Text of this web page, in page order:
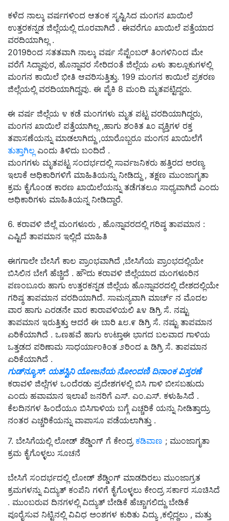
ಕಳೆದ ನಾಲ್ಕು ವರ್ಷಗಳಿಂದ ಆತಂಕ ಸೃಷ್ಟಿಸಿದ ಮಂಗನ ಖಾಯಿಲೆ
ಉತ್ತರಕನ್ನಡ ಜಿಲ್ಲೆಯಲ್ಲಿ ದೂರವಾಗಿದೆ . ಈವರೆಗೂ ಖಾಯಿಲೆ ಪತ್ತೆಯಾದ
ವರದಿಯಾಗಿಲ್ಲ .
2019ರಿಂದ ಸತತವಾಗಿ ನಾಲ್ಕು ವರ್ಷ ಸೆಪ್ಟೆಂಬರ್‌ ತಿಂಗಳಿನಿಂದ ಮೇ
ವರೆಗೆ ಸಿದ್ದಾಪುರ, ಹೊನ್ನಾವರ ಸೇರಿದಂತೆ ಜಿಲ್ಲೆಯ ಏಳು ತಾಲ್ಲೂಕುಗಳಲ್ಲಿ
ಮಂಗನ ಕಾಯಿಲೆ ಭೀತಿ ಆವರಿಸುತ್ತಿತ್ತು. 199 ಮಂಗನ ಕಾಯಿಲೆ ಪ್ರಕರಣ
ಜಿಲ್ಲೆಯಲ್ಲಿ ವರದಿಯಾಗಿದ್ದವು. ಈ ಪೈಕಿ 8 ಮಂದಿ ಮೃತಪಟ್ಟಿದ್ದರು.
ಈ ವರ್ಷ ಜಿಲ್ಲೆಯ ೪ ಕಡೆ ಮಂಗಗಳು ಮೃತ ಪಟ್ಟ ವರದಿಯಾಗಿದ್ದರು,
ಮಂಗನ ಖಾಯಿಲೆ ಪತ್ತೆಯಾಗಿಲ್ಲ ,ಹಾಗು ಶಂಕಿತ ೩೦ ವ್ಯಕ್ತಿಗಳ ರಕ್ತ
ತಪಾಸಣೆಯನ್ನು ಮಾಡಲಾಗಿದ್ದು ,ಯಾರೊಬ್ಬರೂ ಮಂಗನ ಖಾಯಿಲೆಗೆ
ತುತ್ತಾಗಿಲ್ಲ ಎಂದು ತಿಳಿದು ಬಂದಿದೆ .
ಮಂಗಗಳು ಮೃತಪಟ್ಟ ಸಂದರ್ಭದಲ್ಲಿ ಸಾರ್ವಜನಿಕರು ಹತ್ತಿರದ ಅರಣ್ಯ
ಇಲಾಕೆ ಅಧಿಕಾರಿಗಳಿಗೆ ಮಾಹಿತಿಯನ್ನು ನೀಡಿದ್ದು , ತಕ್ಷಣ ಮುಂಜಾಗೃತಾ
ಕ್ರಮ ಕೈಗೊಂಡ ಕಾರಣ ಖಾಯಿಲೆಯನ್ನು ತಡೆಗತಲೂ ಸಾಧ್ಯವಾಗಿದೆ ಎಂದು
ಅಧಿಕಾರಿಗಳು ಮಾಹಿತಿಯನ್ನ ನೀಡಿದ್ದಾರೆ.
6. ಕರಾವಳಿ ಜಿಲ್ಲೆ ಮಂಗಳೂರು , ಹೊನ್ನಾವರದಲ್ಲಿ ಗರಿಷ್ಠ ತಾಪಮಾನ :
ಎಷ್ಟಿದೆ ತಾಪಮಾನ ಇಲ್ಲಿದೆ ಮಾಹಿತಿ
ಈಗಗಾಲೇ ಬೇಸಿಗೆ ಕಾಲ ಪ್ರಾಂಭವಾಗಿದೆ ,ಬೇಸಿಗೆಯ ಪ್ರಾಂಭದಲ್ಲಿಯೇ
ಬಿಸಿಲಿನ ಬೇಗೆ ಹೆಚ್ಚಿದೆ . ಹೌದು ಕರಾವಳಿ ಜಿಲ್ಲೆಯಾದ ಮಂಗಳೂರಿನ
ಪಣಂಬೂರು ಹಾಗು ಉತ್ತರಕನ್ನಡ ಜಿಲ್ಲೆಯ ಹೊನ್ನಾವರದಲ್ಲಿ ದೇಶದಲ್ಲಿಯೇ
ಗರಿಷ್ಠ ತಾಪಮಾನ ವರದಿಯಾಗಿದೆ. ಸಾಮನ್ಯವಾಗಿ ಮಾರ್ಚ್ ನ ಮೊದಲ
ವಾರ ಹಾಗು ಎರಡನೇ ವಾರ ಕಾರಾವಳಿಯಲಿ ೩೪ ಡಿಗ್ರಿ ಸೆ. ನಷ್ಟು
ತಾಪಮಾನ ಇರುತ್ತಿತ್ತು ಆದರೆ ಈ ಬಾರಿ ೩೮.೯ ಡಿಗ್ರಿ ಸೆ. ನಷ್ಟು ತಾಪಮಾನ
ಏರಿಕೆಯಾಗಿದೆ . ಒಣಹವೆ ಹಾಗು ಉಟ್ತಾಈ ಭಾಗದ ಬಲವಾದ ಗಾಳಿಯ
ಒತ್ತಡದ ಪರಿಣಾಮ ಸಾಧರ್ಯಾಂಕಿಂತ ೨ರಿಂದ ೩ ಡಿಗ್ರಿ ಸೆ. ತಾಪಮಾನ
ಏರಿಕೆಯಾಗಿದೆ .
ಗುಡ್‌ನ್ಯೂಸ್‌: ಯಶಸ್ವಿನಿ ಯೋಜನೆಯ ನೋಂದಣಿ ದಿನಾಂಕ ವಿಸ್ತರಣೆ
ಕರಾವಳಿ ಜಿಲ್ಲೆಗಳ ಒಂದೆರಡು ಪ್ರದೇಶಗಳಲ್ಲಿ ಬಿಸಿ ಗಾಳಿ ಬೀಸಬಹುದು
ಎಂದು ಹವಾಮಾನ ಇಲಾಖೆ ಜನರಿಗೆ ಎಸ್. ಎಂ.ಎಸ್. ಕಳುಹಿಸಿದೆ .
ಕೆಲದಿನಗಳ ಹಿಂದೆಯೂ ಬಿಸಿಗಾಳಿಯ ಬಗ್ಗೆ ಎಚ್ಚರಿಕೆ ಯನ್ನು ನೀಡಿತ್ತಾದ್ರು
ನಂತರ ಎಚ್ಚರಿಕೆಯನ್ನು ವಾಪಾಸೂ ಪಡೆಯಲಾಗಿತ್ತು .
7. ಬೇಸಿಗೆಯಲ್ಲಿ ಲೋಡ್ ಶೆಡ್ಡಿಂಗ್ ಗೆ ಕೇಂದ್ರಕಡಿವಾಣ ; ಮುಂಜಾಗೃತಾ
ಕ್ರಮ ಕೈಗೊಳ್ಳಲು ಸೂಚನೆ
ಬೇಸಿಗೆ ಸಂದರ್ಭದಲ್ಲಿ ಲೋಡ್ ಶೆಡ್ಡಿಂಗ್ ಮಾಡದಿರಲು ಮುಂಜಾಗ್ರತ
ಕ್ರಮಗಳನ್ನು ವಿದ್ಯುತ್ ಕಂಪೆನಿ ಗಳಿಗೆ ಕೈಗೊಳ್ಳಲು ಕೇಂದ್ರ ಸರ್ಕಾರ ಸೂಚಿಸಿದೆ
. ಮುಂಬರುವ ದಿನಗಳಲ್ಲಿ ವಿದ್ಯುತ್ ಬೇಡಿಕೆ ಹೆಚ್ಚಾಗಲಿದ್ದು ಬೇಡಿಕೆ
ಪೂರೈಸುವ ನಿಟ್ಟಿನಲ್ಲಿ ವಿವಿಧ ಅಂಶಗಳ ಕುರಿತು ವಿದ್ಯು ,ಕಲ್ಲಿದ್ದಲು , ಮತ್ತು